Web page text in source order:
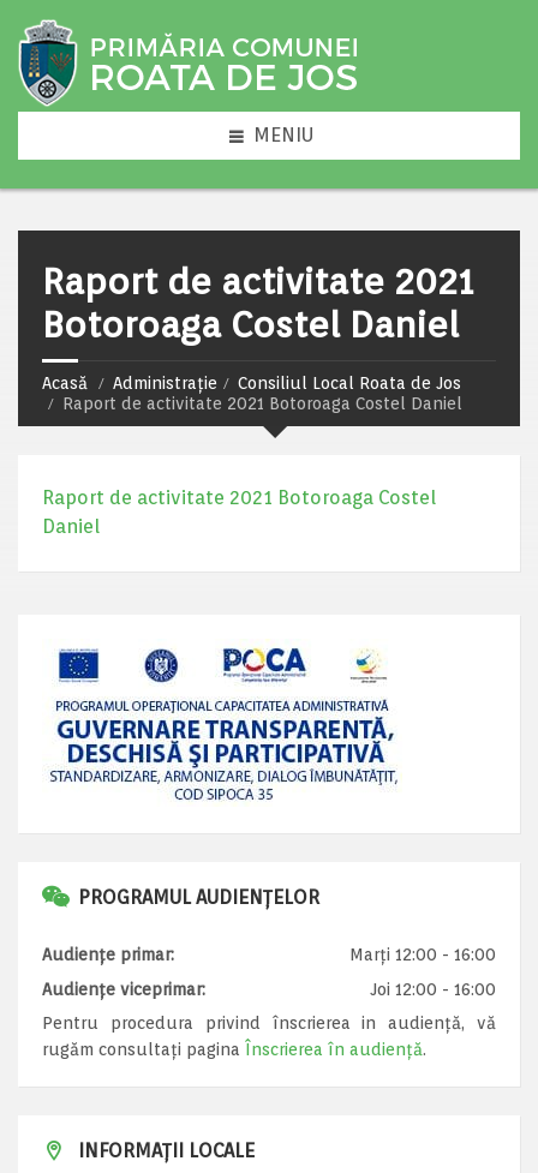
MENIU
Raport de activitate 2021
Botoroaga Costel Daniel
Acasă Administrație
Consiliul Local Roata de Jos
Raport de activitate 2021 Botoroaga Costel Daniel
Raport de activitate 2021 Botoroaga Costel
Daniel
PROGRAMUL AUDIENȚELOR
Audiențe primar:
Marți 12:00 - 16:00
Audiențe viceprimar:
Joi 12:00 - 16:00
Pentru procedura privind înscrierea in audiență, vă
rugăm consultați pagina Înscrierea în audiență.
INFORMAȚII LOCALE